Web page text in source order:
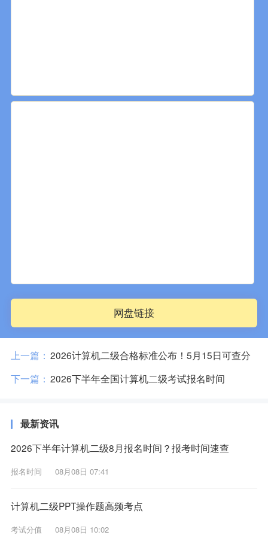
网盘链接
上一篇： 2026计算机二级合格标准公布！5月15日可查分
下一篇： 2026下半年全国计算机二级考试报名时间
最新资讯
2026下半年计算机二级8月报名时间？报考时间速查
报名时间 08月08日 07:41
计算机二级PPT操作题高频考点
考试分值 08月08日 10:02